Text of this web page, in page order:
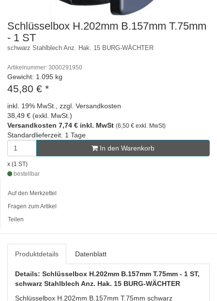
Schlüsselbox H.202mm B.157mm T.75mm
- 1 ST
schwarz Stahlblech Anz. Hak. 15 BURG-WÄCHTER
Artikelnummer: 3000291950
Gewicht: 1.095 kg
45,80 € *
inkl. 19% MwSt., zzgl. Versandkosten
38,49 € (exkl. MwSt.)
Versandkosten 7,74 € inkl. MwSt (6,50 € exkl. MwSt)
Standardlieferzeit: 1 Tage
In den Warenkorb
x (1 ST)
bestellbar
Auf den Merkzettel
Fragen zum Artikel
Teilen
Produktdetails Datenblatt
Details: Schlüsselbox H.202mm B.157mm T.75mm - 1 ST,
schwarz Stahlblech Anz. Hak. 15 BURG-WÄCHTER
Schlüsselbox H.202mm B.157mm T.75mm schwarz